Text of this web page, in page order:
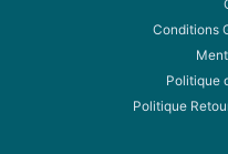
Conditions
Politique
Politique